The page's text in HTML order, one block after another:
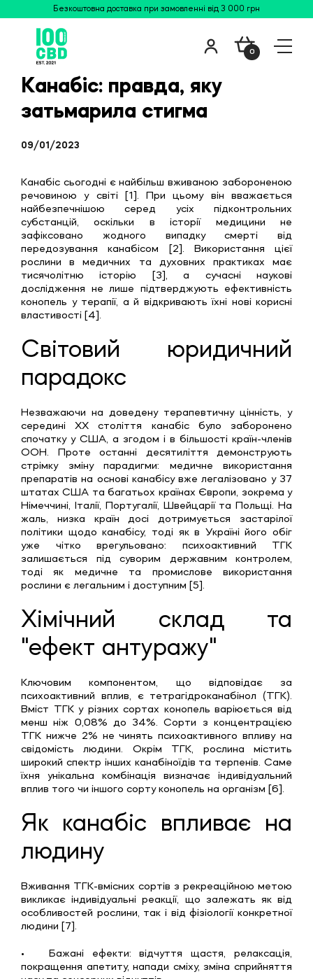
Безкоштовна доставка при замовленні від 3 000 грн
0
Канабіс: правда, яку
затьмарила стигма
09/01/2023
Канабіс сьогодні є найбільш вживаною забороненою
речовиною у світі [1]. При цьому він вважається
найбезпечнішою серед усіх підконтрольних
субстанцій, оскільки в історії медицини не
зафіксовано жодного випадку смерті від
передозування канабісом [2]. Використання цієї
рослини в медичних та духовних практиках має
тисячолітню історію [3], а сучасні наукові
дослідження не лише підтверджують ефективність
конопель у терапії, а й відкривають їхні нові корисні
властивості [4].
Світовий юридичний
парадокс
Незважаючи на доведену терапевтичну цінність, у
середині XX століття канабіс було заборонено
спочатку у США, а згодом і в більшості країн-членів
ООН. Проте останні десятиліття демонструють
стрімку зміну парадигми: медичне використання
препаратів на основі канабісу вже легалізовано у 37
штатах США та багатьох країнах Європи, зокрема у
Німеччині, Італії, Португалії, Швейцарії та Польщі. На
жаль, низка країн досі дотримується застарілої
політики щодо канабісу, тоді як в Україні його обіг
уже чітко врегульовано: психоактивний ТГК
залишається під суворим державним контролем,
тоді як медичне та промислове використання
рослини є легальним і доступним [5].
Хімічний склад та
"ефект антуражу"
Ключовим компонентом, що відповідає за
психоактивний вплив, є тетрагідроканабінол (ТГК).
Вміст ТГК у різних сортах конопель варіюється від
менш ніж 0,08% до 34%. Сорти з концентрацією
ТГК нижче 2% не чинять психоактивного впливу на
свідомість людини. Окрім ТГК, рослина містить
широкий спектр інших канабіноїдів та терпенів. Саме
їхня унікальна комбінація визначає індивідуальний
вплив того чи іншого сорту конопель на організм [6].
Як канабіс впливає на
людину
Вживання ТГК-вмісних сортів з рекреаційною метою
викликає індивідуальні реакції, що залежать як від
особливостей рослини, так і від фізіології конкретної
людини [7].
•
Бажані ефекти: відчуття щастя, релаксація,
покращення апетиту, напади сміху, зміна сприйняття